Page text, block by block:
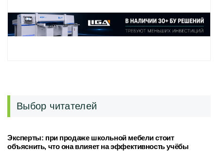
Выбор читателей
Эксперты: при продаже школьной мебели стоит
объяснить, что она влияет на эффективность учёбы